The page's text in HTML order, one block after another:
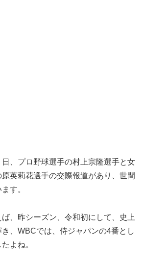
日、プロ野球選手の村上宗隆選手と女
英莉花選手の交際報道があり、世間
す。
、昨シーズン、令和初にして、史上
、WBCでは、侍ジャパンの4番とし
よね。